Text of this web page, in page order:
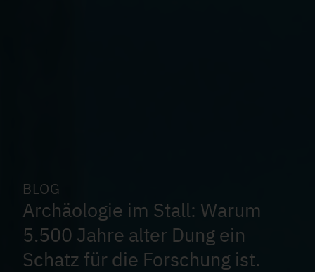
BLOG
Archäologie im Stall: Warum
5.500 Jahre alter Dung ein
Schatz für die Forschung ist.